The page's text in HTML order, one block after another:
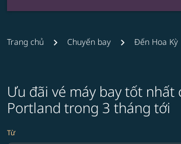
Trang chủ Chuyến bay Đến Hoa Kỳ
Ưu đãi vé máy bay tốt nhất
Portland trong 3 tháng tới
Từ